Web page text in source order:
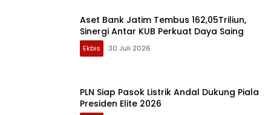
Aset Bank Jatim Tembus 162,05Triliun,
Sinergi Antar KUB Perkuat Daya Saing
Ekbis 30 Juli 2026
PLN Siap Pasok Listrik Andal Dukung Piala
Presiden Elite 2026